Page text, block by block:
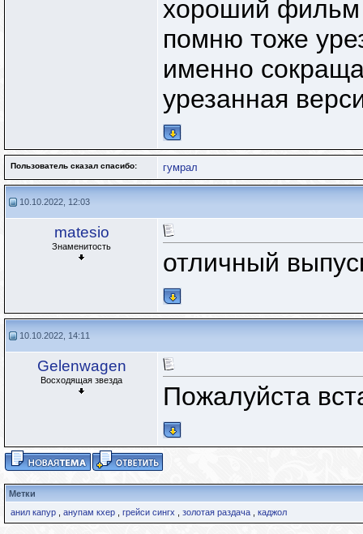
хороший фильм
помню тоже
именно
урезанная
Пользователь сказал cпасибо: гумрал
10.10.2022, 12:03
matesio
Знаменитость
отличный
10.10.2022, 14:11
Gelenwagen
Восходящая звезда
Пожалуйста
Метки
анил капур
анупам кхер грейси сингх золотая раздача каджол